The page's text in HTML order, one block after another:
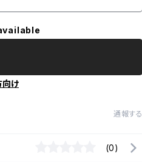
向け
通報する
(0)